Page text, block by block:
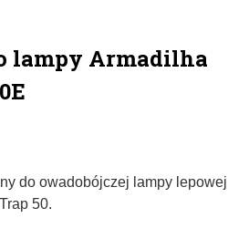
lampy Armadilha
do owadobójczej lampy lepowej
50.